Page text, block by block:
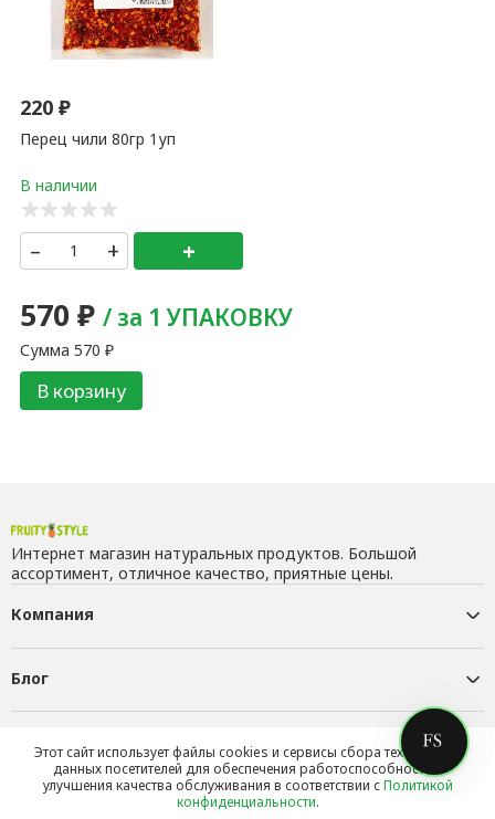
220₽
Перец чили 80гр 1уп
– + +
570₽ / за 1 УПАКОВКУ
Сумма570 ₽
В корзину
Интернет магазин натуральных продуктов. Большой
ассортимент, отличное качество, приятные цены.
Компания
Блог
Контакты
Этот сайт использует файлы cookies и сервисы сбора технических
данных посетителей для обеспечения работоспособности и
улучшения качества обслуживания в соответствии сПолитикой
конфиденциальности.